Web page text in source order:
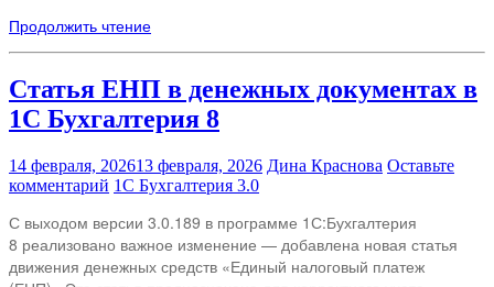
Продолжить чтение
Статья ЕНП в денежных документах в
1С Бухгалтерия 8
14 февраля, 202613 февраля, 2026 Дина Краснова Оставьте
комментарий 1С Бухгалтерия 3.0
С выходом версии 3.0.189 в программе 1С:Бухгалтерия
8 реализовано важное изменение — добавлена новая статья
движения денежных средств «Единый налоговый платеж